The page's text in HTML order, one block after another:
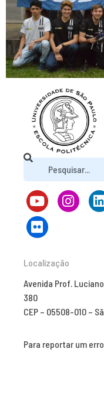
Localização
Avenida Prof.
380
CEP – 05508-010 –
Para reportar um